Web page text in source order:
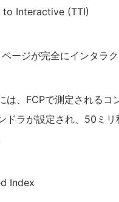
to Interactive (TTI)
ージが完全にインタラ
は、FCPで測定されるコ
ドラが設定され、50ミ
Index